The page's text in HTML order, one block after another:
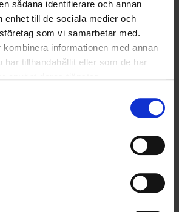
sådana identifierare och annan
enhet till de sociala medier och
som vi samarbetar med.
informationen med annan
har tillhandahållit eller som de har